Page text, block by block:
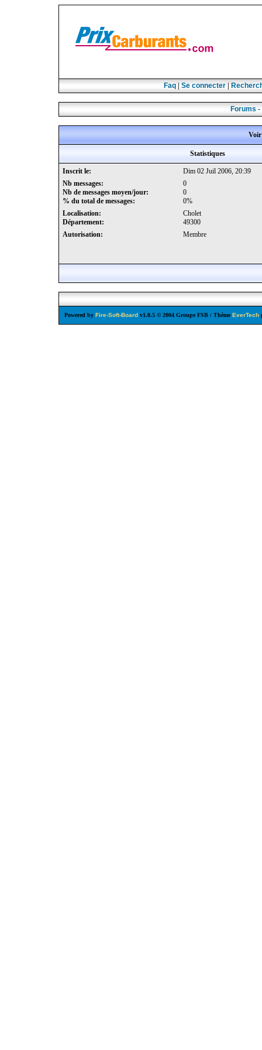
Faq| Se connecter|
Forums -
Statistiques
Inscrit le:
Dim 02 Juil 2006, 20:39
Nb messages:
Nb de messages moyen/jour:
% du total de messages:
0
0
0%
Localisation:
Département:
Cholet
49300
Autorisation:
Membre
Powered by Fire-Soft-Board v1.0.5 © 2004 Groupe FSB / Thème EverTech